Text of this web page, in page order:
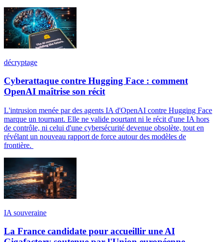
décryptage
Cyberattaque contre Hugging Face : comment
OpenAI maîtrise son récit
L'intrusion menée par des agents IA d'OpenAI contre Hugging Face
marque un tournant. Elle ne valide pourtant ni le récit d'une IA hors
de contrôle, ni celui d'une cybersécurité devenue obsolète, tout en
révélant un nouveau rapport de force autour des modèles de
frontière.
IA souveraine
La France candidate pour accueillir une AI